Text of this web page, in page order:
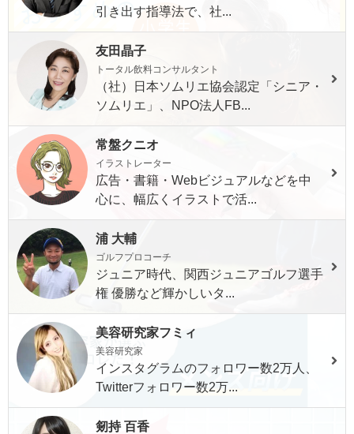
引き出す指導法で、社...
友田晶子
トータル飲料コンサルタント
（社）日本ソムリエ協会認定「シニア・
ソムリエ」、NPO法人FB...
常盤クニオ
イラストレーター
広告・書籍・Webビジュアルなどを中
心に、幅広くイラストで活...
浦 大輔
ゴルフプロコーチ
ジュニア時代、関西ジュニアゴルフ選手
権 優勝など輝かしいタ...
美容研究家フミィ
美容研究家
インスタグラムのフォロワー数2万人、
Twitterフォロワー数2万...
剱持 百香